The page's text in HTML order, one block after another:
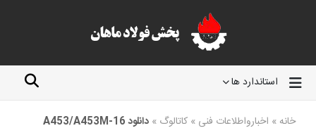
استاندارد ها
خانه » اخبارواطلاعات فنی » کاتالوگ » دانلود A453/A453M-16